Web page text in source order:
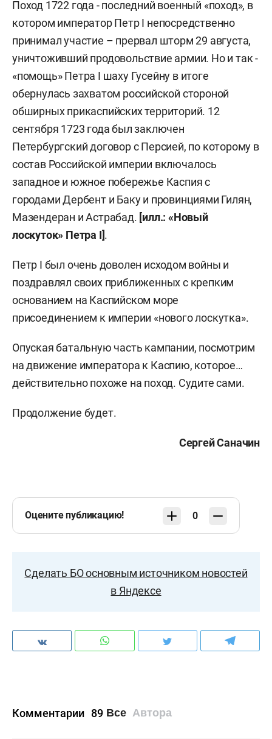
Поход 1722 года - последний военный «поход», в
котором император Петр I непосредственно
принимал участие – прервал шторм 29 августа,
уничтоживший продовольствие армии. Но и так -
«помощь» Петра I шаху Гусейну в итоге
обернулась захватом российской стороной
обширных прикаспийских территорий. 12
сентября 1723 года был заключен
Петербургский договор с Персией, по которому в
состав Российской империи включалось
западное и южное побережье Каспия с
городами Дербент и Баку и провинциями Гилян,
Мазендеран и Астрабад. [илл.: «Новый
лоскуток» Петра I].
Петр I был очень доволен исходом войны и
поздравлял своих приближенных с крепким
основанием на Каспийском море
присоединением к империи «нового лоскутка».
Опуская батальную часть кампании, посмотрим
на движение императора к Каспию, которое…
действительно похоже на поход. Судите сами.
Продолжение будет.
Сергей Саначин
Оцените публикацию! 0
Сделать БО основным источником новостей
в Яндексе
Комментарии 89 Все Автора